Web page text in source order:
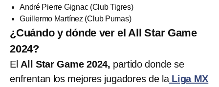
André Pierre Gignac (Club Tigres)
Guillermo Martínez (Club Pumas)
¿Cuándo y dónde ver el All Star Game
2024?
El All Star Game 2024, partido donde se
enfrentan los mejores jugadores de laLiga MX